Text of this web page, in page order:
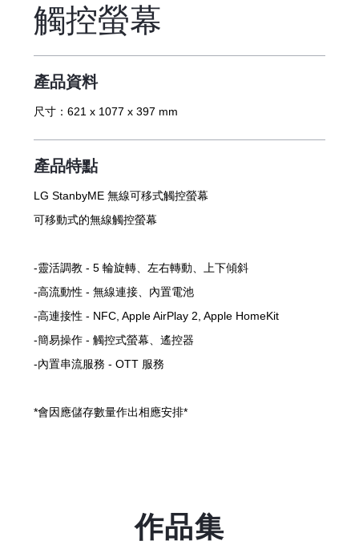
觸控螢幕
產品資料
尺寸： 621 x 1077 x 397 mm
產品特點
LG StanbyME 無線可移式觸控螢幕
可移動式的無線觸控螢幕
-靈活調教 - 5 輪旋轉、左右轉動、上下傾斜
-高流動性 - 無線連接、內置電池
-高連接性 - NFC, Apple AirPlay 2, Apple HomeKit
-簡易操作 - 觸控式螢幕、遙控器
-內置串流服務 - OTT 服務
*會因應儲存數量作出相應安排*
作品集